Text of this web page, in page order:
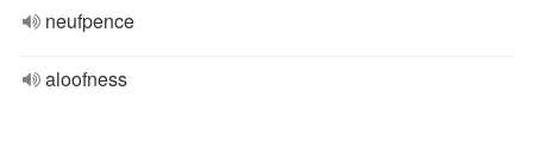
neufpence
aloofness